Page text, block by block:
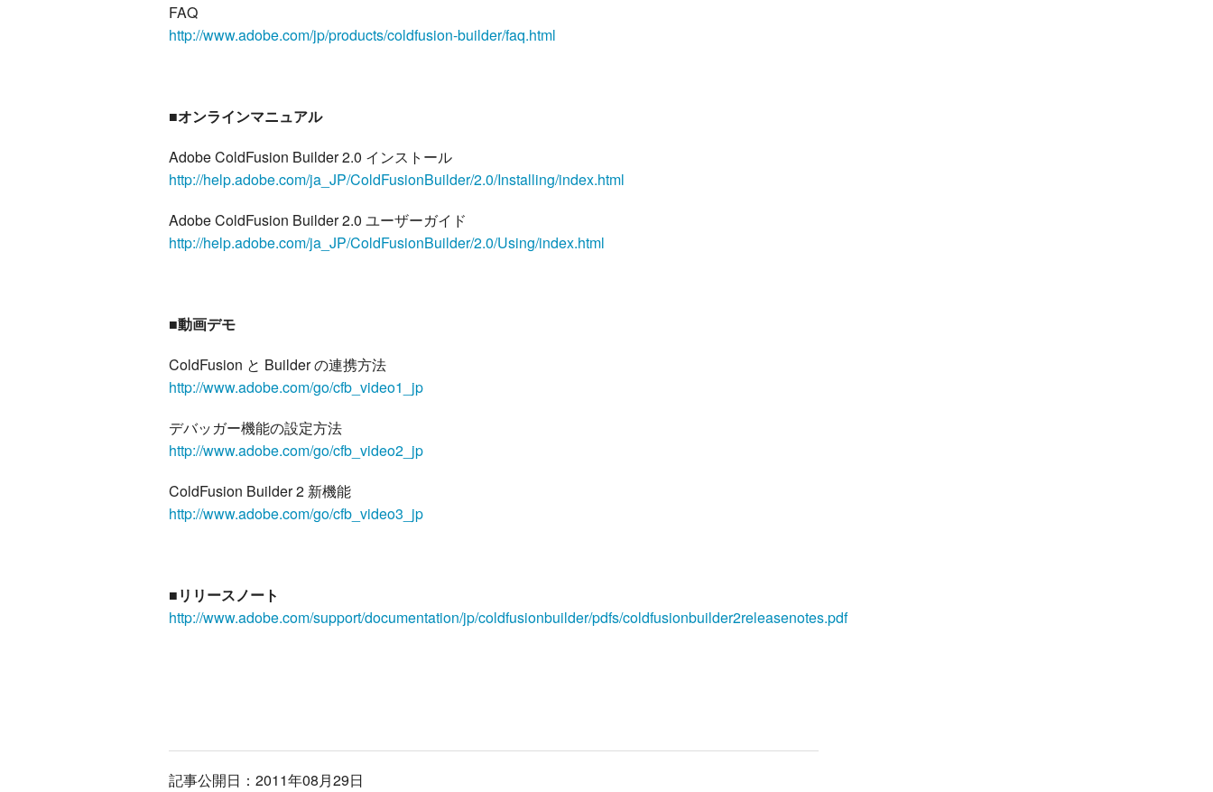
FAQ
http://www.adobe.com/jp/products/coldfusion-builder/faq.html
■オンラインマニュアル
Adobe ColdFusion Builder 2.0 インストール
http://help.adobe.com/ja_JP/ColdFusionBuilder/2.0/Installing/index.html
Adobe ColdFusion Builder 2.0 ユーザーガイド
http://help.adobe.com/ja_JP/ColdFusionBuilder/2.0/Using/index.html
■動画デモ
ColdFusion と Builder の連携方法
http://www.adobe.com/go/cfb_video1_jp
デバッガー機能の設定方法
http://www.adobe.com/go/cfb_video2_jp
ColdFusion Builder 2 新機能
http://www.adobe.com/go/cfb_video3_jp
■リリースノート
http://www.adobe.com/support/documentation/jp/coldfusionbuilder/pdfs/coldfusionbuilder2releasenotes.pdf
記事公開日：2011年08月29日